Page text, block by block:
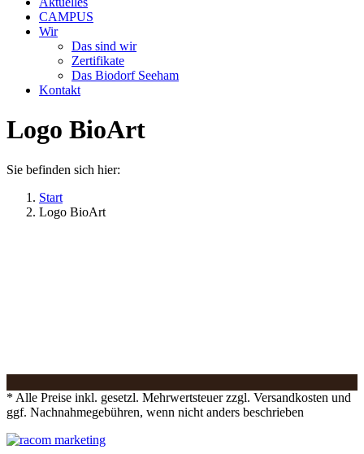
CAMPUS
Wir
Das sind wir
Zertifikate
Das Biodorf Seeham
Kontakt
Logo BioArt
Sie befinden sich hier:
Start
Logo BioArt
* Alle Preise inkl. gesetzl. Mehrwertsteuer zzgl. Versandkosten und
ggf. Nachnahmegebühren, wenn nicht anders beschrieben